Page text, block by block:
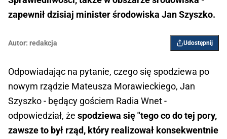
zapewnił dzisiaj minister środowiska Jan Szyszko.
Autor: redakcja Udostępnij
Odpowiadając na pytanie, czego się spodziewa po
nowym rządzie Mateusza Morawieckiego, Jan
Szyszko - będący gościem Radia Wnet -
odpowiedział, że spodziewa się "tego co do tej pory,
zawsze to był rząd, który realizował konsekwentnie